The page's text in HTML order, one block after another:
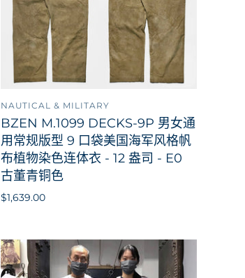
NAUTICAL & MILITARY
BZEN M.1099 DECKS-9P 男女通
用常规版型 9 口袋美国海军风格帆
布植物染色连体衣 - 12 盎司 - E0
古董青铜色
$1,639.00